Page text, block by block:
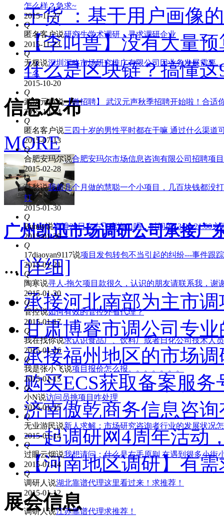
怎么样？急求~
2015-11-27
Q
匿名客户说研究生学术调研，寻求调研企业
2015-11-23
Q
无极说深圳深略市场研究推广有限公司因业务发展需要
一名
2015-10-20
Q
武汉元声说【微招聘】 武汉元声秋季招聘开始啦！合适
2015-10-14
Q
匿名客户说三四十岁的男性平时都在干嘛 通过什么渠道
2015-07-13
Q
合肥安玛尔说合肥安玛尔市场信息咨询有限公司招聘项
2015-02-28
Q
莫愁说我前几个月做的慧聪一个小项目，几百块钱都没
打
2015-01-30
Q
Bunny说有谁20日左右飞离海口吗，时间段13:00-21:00之
2015-01-30
Q
17diaoyan9117说项目发包转包不当引起的纠纷---事件跟
2015-01-21
Q
陶寒说寻人-拖欠项目款很久，认识的朋友请联系我，谢
2015-01-20
Q
管控说如何有效的管控外省代理？
2015-01-17
Q
我在找你说求认识食品厂、饮料厂或者日化公司技术人
2015-01-16
Q
我是张小飞说项目报价怎么报。。。。。。。
2015-01-15
Q
小N说访问员挑项目咋处理
2015-01-15
Q
无业游民说新人求解：市场研究咨询者行业的发展状况
2015-01-14
Q
过眼云烟说我想请问：什么是右手原则 在遇到很多小街
2015-01-14
Q
调研人 说湖北靠谱代理这里看过来！求推荐！
2015-01-12
Q
调研人说江苏靠谱代理求推荐！
干货 ：基于用户画像
【李叫兽】没有大量
什么是区块链？搞懂
信息发布
MORE
广州凯迅市场调研公司承接广
...[详细]
承接河北南部为主市调
甘肃博睿市调公司专
承接福州地区的市场
购买ECS获取备案服务
济南傲乾商务信息咨
一起调研网4周年活动
【河南地区调研】有
展会信息